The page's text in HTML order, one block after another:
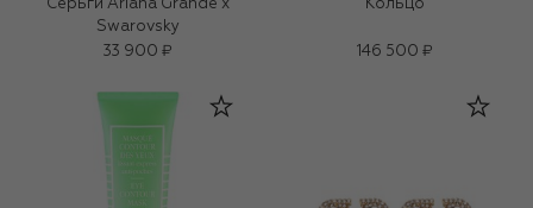
Серьги Ariana Grande x
Swarovsky
33 900 ₽
Кольцо
146 500 ₽